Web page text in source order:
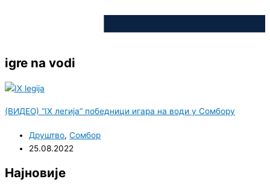
igre na vodi
(ВИДЕО) “IX легија” победници игара на води у Сомбору
Друштво, Сомбор
25.08.2022
Најновије